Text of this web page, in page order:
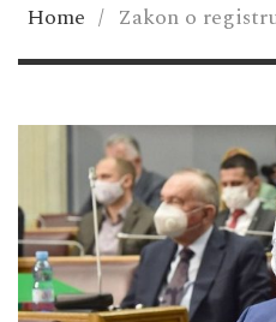
Home / Zakon o